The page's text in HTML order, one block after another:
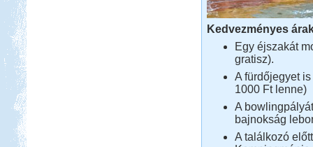
Kedvezményes
Egy éjszakát
gratisz).
A fürdőjegyet
1000 Ft lenne)
A
bajnokság
A találkozó